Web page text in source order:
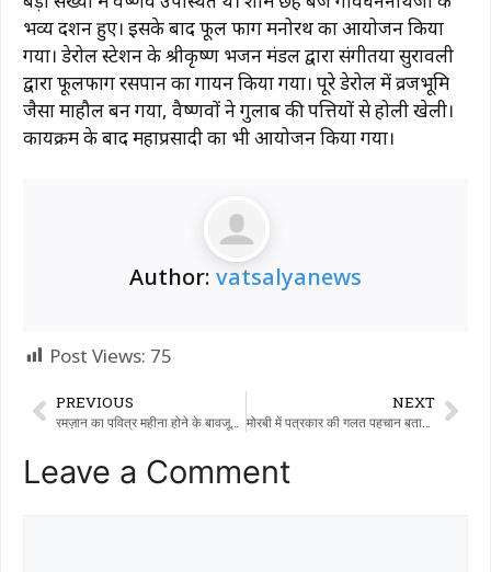
भव्य दर्शन हुए। इसके बाद फूल फाग मनोरथ का आयोजन किया
गया। डेरोल स्टेशन के श्रीकृष्ण भजन मंडल द्वारा संगीतया सुरावली
द्वारा फूलफाग रसपान का गायन किया गया। पूरे डेरोल में व्रजभूमि
जैसा माहौल बन गया, वैष्णवों ने गुलाब की पत्तियों से होली खेली।
कार्यक्रम के बाद महाप्रसादी का भी आयोजन किया गया।
Author: vatsalyanews
Post Views: 75
PREVIOUS
रमज़ान का पवित्र महीना होने के बावजूद ग्राम पंचायत वेजलपुर गांव में हर जगह फैली भयानक गंदगी को साफ करने में विफल रही।
NEXT
मोरबी में पत्रकार की गलत पहचान बताकर रंगदारी और लूट की कोशिश का पर्दाफाश
Leave a Comment